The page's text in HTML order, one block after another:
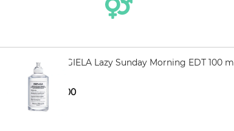
MAISON MARGIELA Lazy Sunday Morning EDT 100 ml
7.220,006.170,00